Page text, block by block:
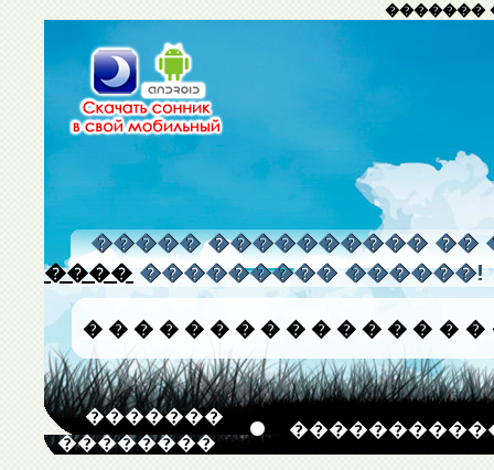
�������
����� ���������� ��
���� ��������� ������!
� � � � � � � � � � � � � � � �
�������
��������